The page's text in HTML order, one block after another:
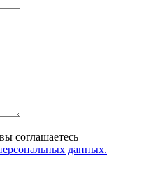
соглашаетесь
данных.